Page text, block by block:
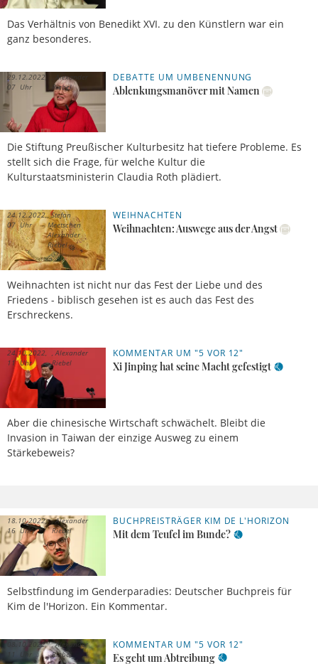
Das Verhältnis von Benedikt XVI. zu den Künstlern war ein
ganz besonderes.
DEBATTE UM UMBENENNUNG
Ablenkungsmanöver mit Namen
Die Stiftung Preußischer Kulturbesitz hat tiefere Probleme. Es
stellt sich die Frage, für welche Kultur die
Kulturstaatsministerin Claudia Roth plädiert.
29.12.2022,
07 Uhr
Alexander
Riebel
WEIHNACHTEN
Weihnachten: Auswege aus der Angst
Weihnachten ist nicht nur das Fest der Liebe und des
Friedens - biblisch gesehen ist es auch das Fest des
Erschreckens.
24.12.2022,
07 Uhr
Stefan
Meetschen
Alexander
Riebel
KOMMENTAR UM "5 VOR 12"
Xi Jinping hat seine Macht gefestigt
Aber die chinesische Wirtschaft schwächelt. Bleibt die
Invasion in Taiwan der einzige Ausweg zu einem
Stärkebeweis?
24.10.2022,
11 Uhr
Alexander
Riebel
BUCHPREISTRÄGER KIM DE L'HORIZON
Mit dem Teufel im Bunde?
Selbstfindung im Genderparadies: Deutscher Buchpreis für
Kim de l'Horizon. Ein Kommentar.
18.10.2022,
16 Uhr
Alexander
Riebel
KOMMENTAR UM "5 VOR 12"
Es geht um Abtreibung
08.10.2022,
11 Uhr
Alexander
Riebel